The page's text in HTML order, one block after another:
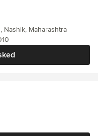
Nashik, Maharashtra